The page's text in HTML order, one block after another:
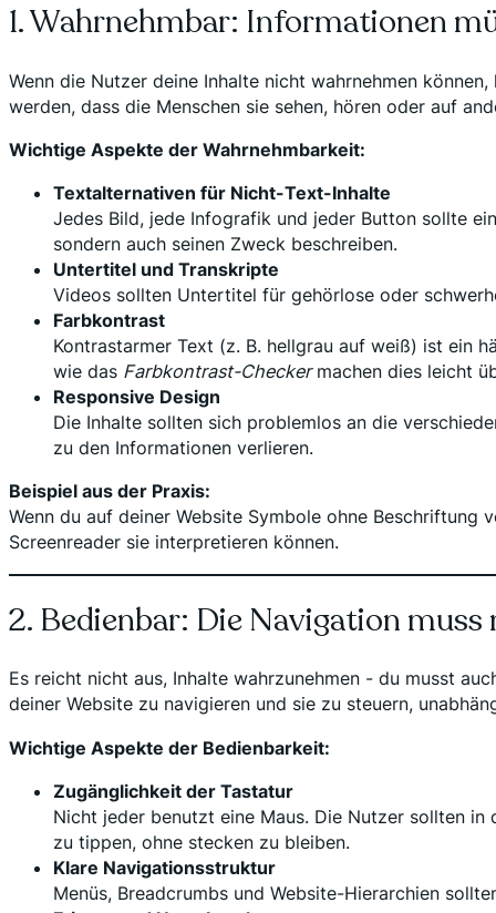
1. Wahrnehmbar: Informationen
Wenn die Nutzer deine Inhalte nicht wahrnehmen
werden, dass die Menschen sie sehen, hören oder auf
Wichtige Aspekte der Wahrnehmbarkeit:
Textalternativen für Nicht-Text-Inhalte
Jedes Bild, jede Infografik und jeder Button sollte
sondern auch seinen Zweck beschreiben.
Untertitel und Transkripte
Videos sollten Untertitel für gehörlose oder
Farbkontrast
Kontrastarmer Text (z. B. hellgrau auf weiß) ist ein
wie das Farbkontrast-Checkermachen dies leicht
Responsive Design
Die Inhalte sollten sich problemlos an die
zu den Informationen verlieren.
Beispiel aus der Praxis:
Wenn du auf deiner Website Symbole ohne
Screenreader sie interpretieren können.
2. Bedienbar: Die Navigation muss
Es reicht nicht aus, Inhalte wahrzunehmen - du musst
deiner Website zu navigieren und sie zu steuern,
Wichtige Aspekte der Bedienbarkeit:
Zugänglichkeit der Tastatur
Nicht jeder benutzt eine Maus. Die Nutzer sollten in
zu tippen, ohne stecken zu bleiben.
Klare Navigationsstruktur
Menüs, Breadcrumbs und Website-Hierarchien